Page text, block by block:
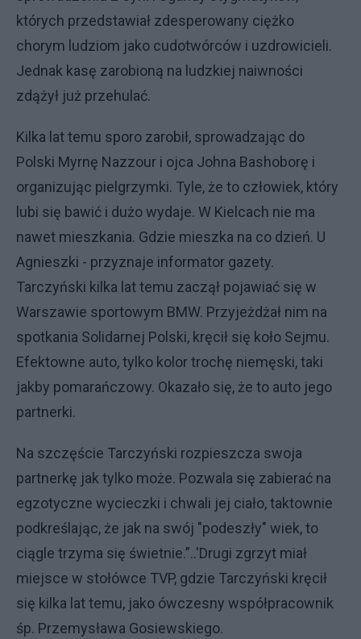
których przedstawiał zdesperowany ciężko
chorym ludziom jako cudotwórców i uzdrowicieli.
Jednak kasę zarobioną na ludzkiej naiwności
zdążył już przehulać.
Kilka lat temu sporo zarobił, sprowadzając do
Polski Myrnę Nazzour i ojca Johna Bashoborę i
organizując pielgrzymki. Tyle, że to człowiek, który
lubi się bawić i dużo wydaje. W Kielcach nie ma
nawet mieszkania. Gdzie mieszka na co dzień. U
Agnieszki - przyznaje informator gazety.
Tarczyński kilka lat temu zaczął pojawiać się w
Warszawie sportowym BMW. Przyjeżdżał nim na
spotkania Solidarnej Polski, kręcił się koło Sejmu.
Efektowne auto, tylko kolor trochę niemęski, taki
jakby pomarańczowy. Okazało się, że to auto jego
partnerki.
Na szczęście Tarczyński rozpieszcza swoja
partnerkę jak tylko może. Pozwala się zabierać na
egzotyczne wycieczki i chwali jej ciało, taktownie
podkreślając, że jak na swój "podeszły" wiek, to
ciągle trzyma się świetnie.”..'Drugi zgrzyt miał
miejsce w stołówce TVP, gdzie Tarczyński kręcił
się kilka lat temu, jako ówczesny współpracownik
śp. Przemysława Gosiewskiego.